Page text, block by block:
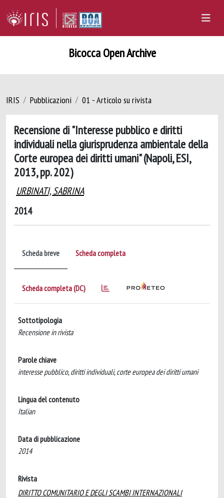
Bicocca Open Archive
IRIS Pubblicazioni 01 - Articolo su rivista
Recensione di "Interesse pubblico e diritti
individuali nella giurisprudenza ambientale della
Corte europea dei diritti umani" (Napoli, ESI,
2013, pp. 202)
URBINATI, SABRINA
2014
Scheda breve Scheda completa
Scheda completa (DC)
Sottotipologia
Recensione in rivista
Parole chiave
interesse pubblico, diritti individuali, corte europea dei diritti umani
Lingua del contenuto
Italian
Data di pubblicazione
2014
Rivista
DIRITTO COMUNITARIO E DEGLI SCAMBI INTERNAZIONALI